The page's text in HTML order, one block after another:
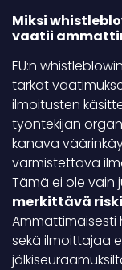
Miksi
vaatii
EU:n
tarkat
ilmoitusten
työntekijän
kanava
varmistettava
Tämä ei ole vain
merkittävä
Ammattimaisesti
sekä ilmoittajaa